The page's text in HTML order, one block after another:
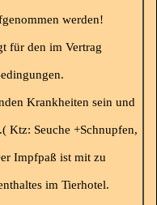
werden!
für den im Vertrag
Krankheiten sein und
Ktz: Seuche +Schnupfen,
Impfpaß ist mit zu
im Tierhotel.